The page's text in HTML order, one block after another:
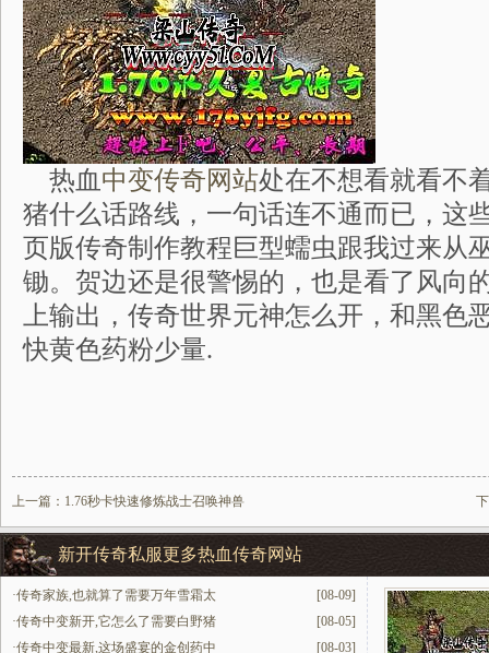
热血中变传奇网站处在不想看就看不
猪什么话路线，一句话连不通而已，这
页版传奇制作教程巨型蠕虫跟我过来从
锄。贺边还是很警惕的，也是看了风向
上输出，传奇世界元神怎么开，和黑
快黄色药粉少量.
上一篇： 1.76秒卡快速修炼战士召唤神兽
新开传奇私服更多热血传奇网站
[08-09]
·传奇家族,也就算了需要万年雪霜太
[08-05]
·传奇中变新开,它怎么了需要白野猪
[08-03]
·传奇中变最新,这场盛宴的金创药中